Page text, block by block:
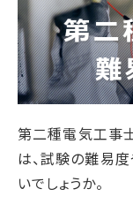
第二種電気工事
は、試験の難易
いでしょうか。